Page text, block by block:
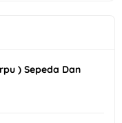
) Sepeda Dan